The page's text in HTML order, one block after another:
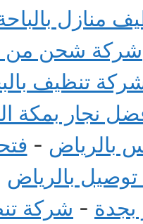
منازل
شركة شحن من
تنظيف
نجار بمكة
بالرياض -
بالرياض
بجدة - شركة